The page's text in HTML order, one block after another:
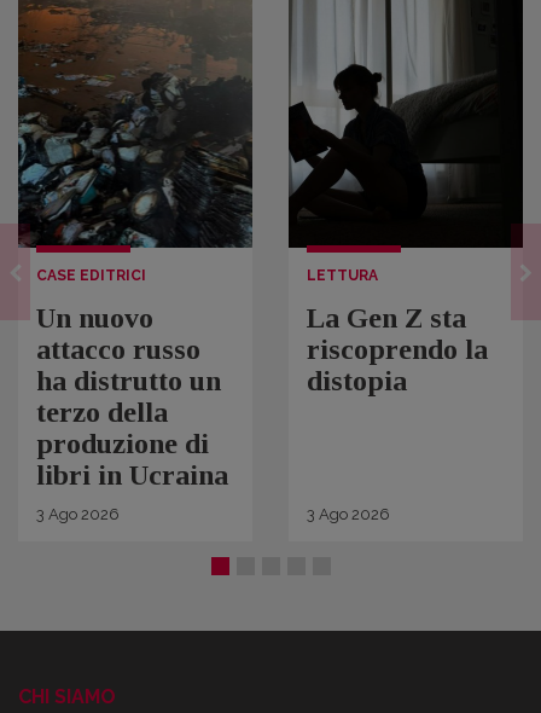
CASE EDITRICI
Un nuovo
attacco russo
ha distrutto un
terzo della
produzione di
libri in Ucraina
3 Ago 2026
LETTURA
La Gen Z sta
riscoprendo la
distopia
3 Ago 2026
CHI SIAMO